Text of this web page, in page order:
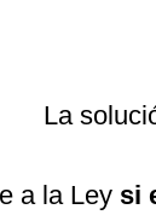
La
a la Ley si